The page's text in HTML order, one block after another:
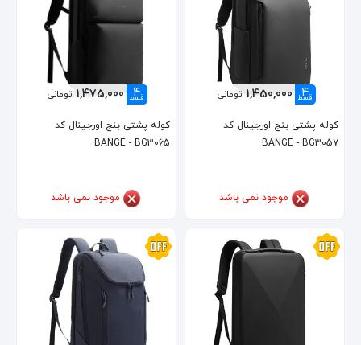
4
قسط 1,450,000 تومانی
کوله پشتی بنج اورجینال کد
BANGE - BG3057
موجود نمی باشد
4
قسط 1,475,000 تومانی
کوله پشتی بنج اورجینال کد
BANGE - BG3065
موجود نمی باشد